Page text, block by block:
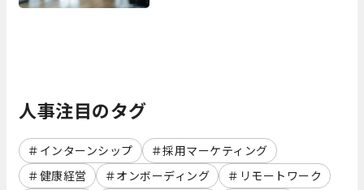
人事注目のタグ
インターンシップ
採用マーケティング
健康経営
オンボーディング
リモートワーク